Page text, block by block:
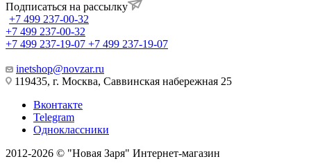
Подписаться на рассылку
+7 499 237-00-32
+7 499 237-00-32
+7 499 237-19-07 +7 499 237-19-07
inetshop@novzar.ru
119435, г. Москва, Саввинская набережная 25
Вконтакте
Telegram
Одноклассники
2012-2026 © "Новая Заря" Интернет-магазин